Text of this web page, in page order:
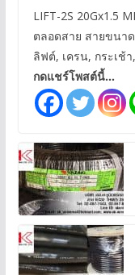
LIFT-2S 20Gx1.5
ตลอดสาย สายขนาด
ลิฟต์, เครน, กระเช้า
กดแชร์โพสต์นี้...